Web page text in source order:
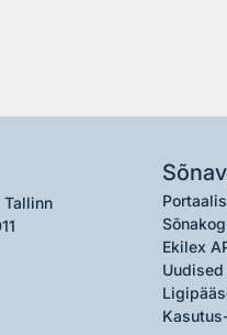
Tallinn
Ekilex